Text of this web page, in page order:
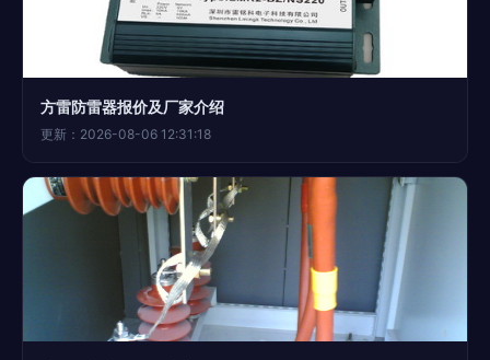
方雷防雷器报价及厂家介绍
更新：2026-08-06 12:31:18